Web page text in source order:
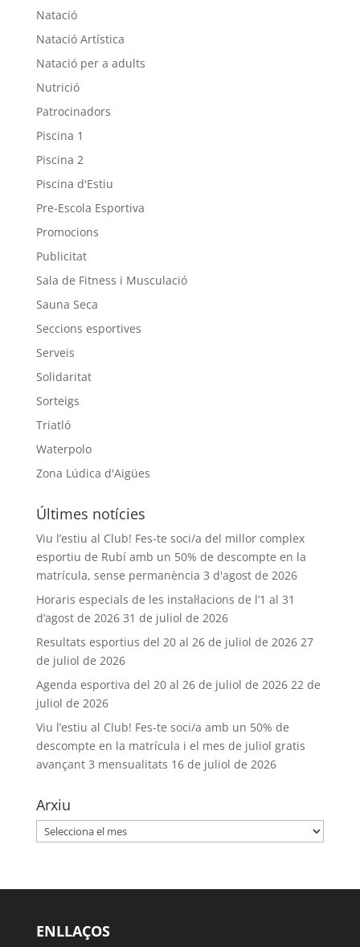
Natació
Natació Artística
Natació per a adults
Nutrició
Patrocinadors
Piscina 1
Piscina 2
Piscina d'Estiu
Pre-Escola Esportiva
Promocions
Publicitat
Sala de Fitness i Musculació
Sauna Seca
Seccions esportives
Serveis
Solidaritat
Sorteigs
Triatló
Waterpolo
Zona Lúdica d'Aigües
Últimes notícies
Viu l’estiu al Club! Fes-te soci/a del millor complex
esportiu de Rubí amb un 50% de descompte en la
matrícula, sense permanència 3 d'agost de 2026
Horaris especials de les instal·lacions de l’1 al 31
d’agost de 2026 31 de juliol de 2026
Resultats esportius del 20 al 26 de juliol de 2026 27
de juliol de 2026
Agenda esportiva del 20 al 26 de juliol de 2026 22 de
juliol de 2026
Viu l’estiu al Club! Fes-te soci/a amb un 50% de
descompte en la matrícula i el mes de juliol gratis
avançant 3 mensualitats 16 de juliol de 2026
Arxiu
Arxiu
ENLLAÇOS